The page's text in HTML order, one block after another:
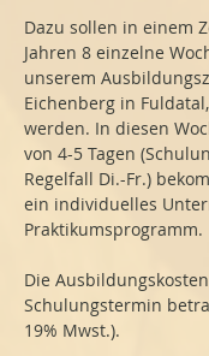
Dazu sollen in einem
Jahren 8 einzelne
unserem
Eichenberg in
werden. In diesen
von 4-5 Tagen
Regelfall Di.-Fr.)
ein individuelles
Praktikumsprogramm.
Die
Schulungstermin
19% Mwst.).